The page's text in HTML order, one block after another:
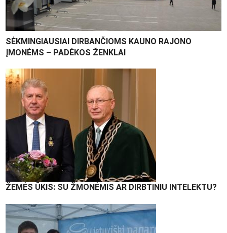
SĖKMINGIAUSIAI DIRBANČIOMS KAUNO RAJONO
ĮMONĖMS – PADĖKOS ŽENKLAI
ŽEMĖS ŪKIS: SU ŽMONĖMIS AR DIRBTINIU INTELEKTU?